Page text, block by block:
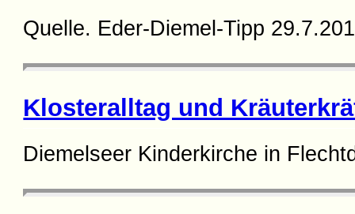
Quelle. Eder-Diemel-Tipp
Klosteralltag und
Diemelseer Kinderkirche in